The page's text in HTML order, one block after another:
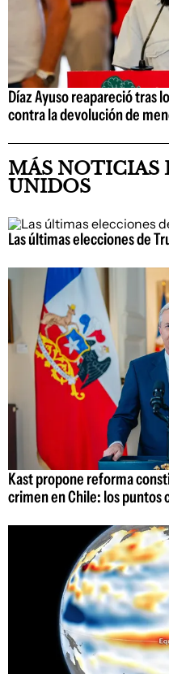
Díaz Ayuso reapareció tras
contra la devolución de
MÁS NOTICIAS
UNIDOS
Las últimas elecciones de
Kast propone reforma
crimen en Chile: los puntos